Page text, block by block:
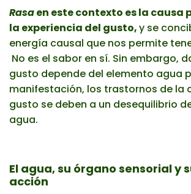
Rasaen este contexto es la causa
la experiencia del gusto,y se
energía causal que nos permite
No es el sabor en sí. Sin embargo,
gusto depende del elemento agua
manifestación, los trastornos de la
gusto se deben a un desequilibrio
agua.
El agua, su órgano sensorial y
acción